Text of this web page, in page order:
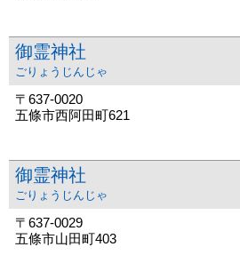
御霊神社
ごりょうじんじゃ
〒637-0020
五條市西阿田町621
御霊神社
ごりょうじんじゃ
〒637-0029
五條市山田町403